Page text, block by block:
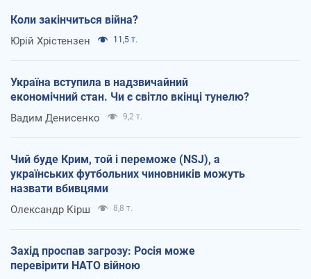
Коли закінчиться війна?
Юрій Хрістензен 11,5 т.
Україна вступила в надзвичайний
економічний стан. Чи є світло вкінці тунелю?
Вадим Денисенко 9,2 т.
Чий буде Крим, той і переможе (NSJ), а
українських футбольних чиновників можуть
назвати вбивцями
Олександр Кірш 8,8 т.
Захід проспав загрозу: Росія може
перевірити НАТО війною